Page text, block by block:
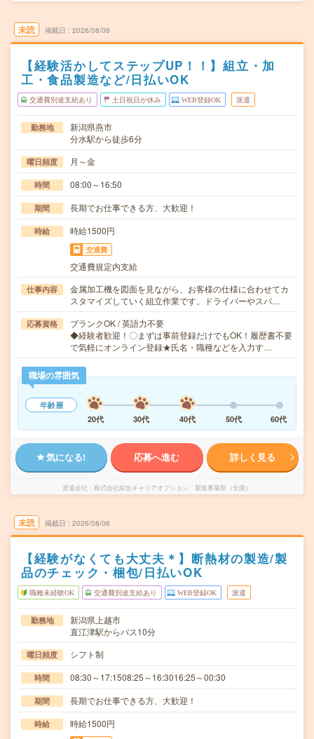
未読 掲載日 2026/08/06
【経験活かしてステップUP！！】組立・加
工・食品製造など/日払いOK
交通費別途支給あり 土日祝日が休み WEB登録OK 派遣
勤務地
新潟県燕市
分水駅から徒歩6分
曜日頻度 月～金
時間 08:00～16:50
期間 長期でお仕事できる方、大歓迎！
時給 時給1500円
交通費
交通費規定内支給
仕事内容
金属加工機を図面を見ながら、お客様の仕様に合わせてカ
スタマイズしていく組立作業です。ドライバーやスパ…
応募資格
ブランクOK / 英語力不要
◆経験者歓迎！〇まずは事前登録だけでもOK！履歴書不要
で気軽にオンライン登録★氏名・職種などを入力す…
職場の雰囲気
年齢層
20代
30代 40代 50代 60代
気になる! 応募へ進む 詳しく見る
派遣会社 株式会社綜合キャリアオプション 製造事業部（全国）
未読 掲載日 2026/08/06
【経験がなくても大丈夫＊】断熱材の製造/製
品のチェック・梱包/日払いOK
職種未経験OK 交通費別途支給あり WEB登録OK 派遣
勤務地
新潟県上越市
直江津駅からバス10分
曜日頻度 シフト制
時間 08:30～17:1508:25～16:3016:25～00:30
期間 長期でお仕事できる方、大歓迎！
時給 時給1500円